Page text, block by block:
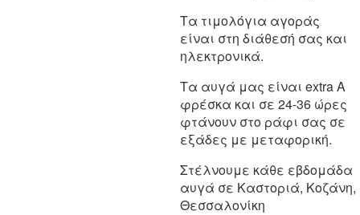
Τα τιμολόγια αγοράς
είναι στη διάθεσή σας και
ηλεκτρονικά.
Τα αυγά μας είναι extra A
φρέσκα και σε 24-36 ώρες
φτάνουν στο ράφι σας σε
εξάδες με μεταφορική.
Στέλνουμε κάθε εβδομάδα
αυγά σε Καστοριά, Κοζάνη,
Θεσσαλονίκη